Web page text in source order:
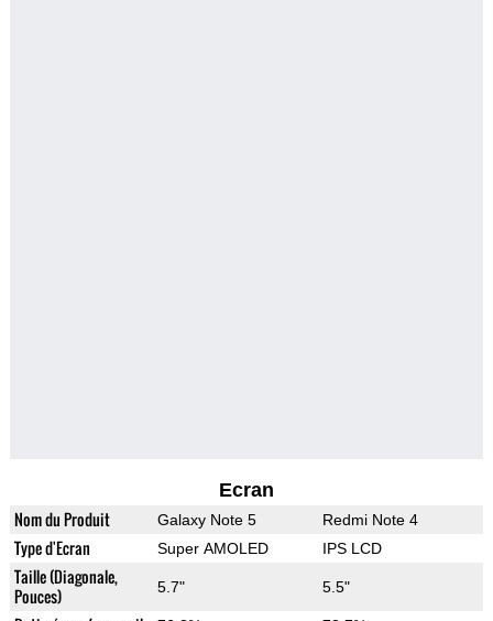
Ecran
Nom du Produit Galaxy Note 5 Redmi Note 4
Type d'Ecran Super AMOLED IPS LCD
Taille (Diagonale,
Pouces)
5.7" 5.5"